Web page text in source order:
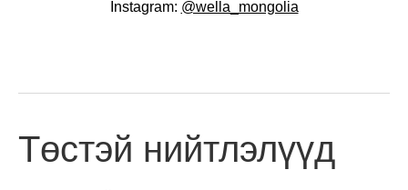
Instagram: @wella_mongolia
Төстэй нийтлэлүүд